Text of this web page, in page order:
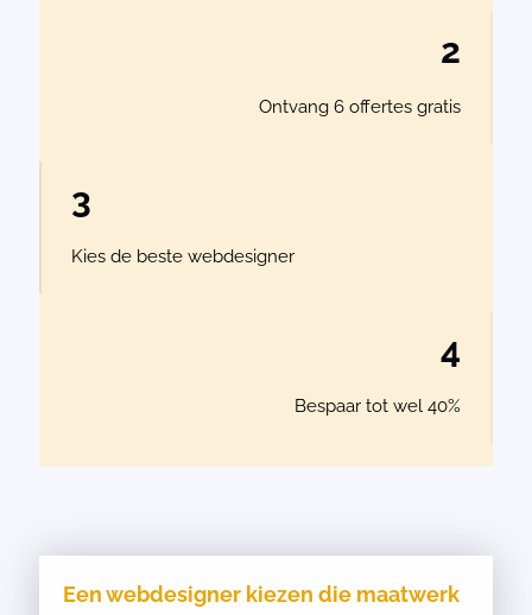
2
Ontvang 6 offertes gratis
3
Kies de beste webdesigner
4
Bespaar tot wel 40%
Een webdesigner kiezen die maatwerk